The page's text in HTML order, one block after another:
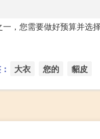
，您需要做好预算并选
大衣 您的 貂皮